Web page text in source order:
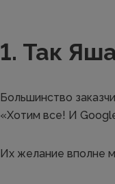
1. Так
Большинство
«Хотим все! И
Их желание вполне